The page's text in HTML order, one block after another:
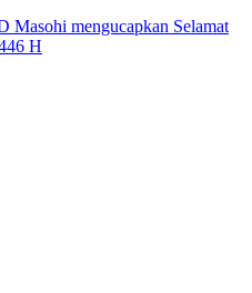
Masohi mengucapkan Selamat
H